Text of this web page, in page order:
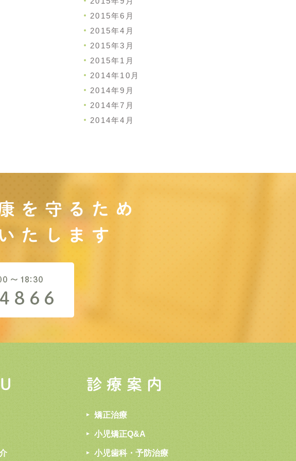
2015年6月
2015年4月
2015年3月
2015年1月
2014年10月
2014年9月
2014年7月
2014年4月
を守るため
たします
診療案内
矯正治療
小児矯正Q&A
小児歯科・予防治療